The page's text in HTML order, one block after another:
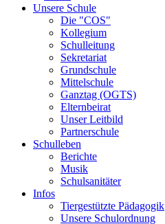
Unsere Schule
Die "COS"
Kollegium
Schulleitung
Sekretariat
Grundschule
Mittelschule
Ganztag (OGTS)
Elternbeirat
Unser Leitbild
Partnerschule
Schulleben
Berichte
Musik
Schulsanitäter
Infos
Tiergestützte Pädagogik
Unsere Schulordnung